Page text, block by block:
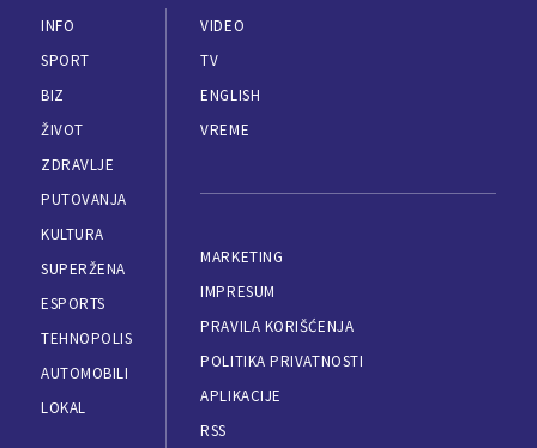
INFO
SPORT
BIZ
ŽIVOT
ZDRAVLJE
PUTOVANJA
KULTURA
SUPERŽENA
ESPORTS
TEHNOPOLIS
AUTOMOBILI
LOKAL
VIDEO
TV
ENGLISH
VREME
MARKETING
IMPRESUM
PRAVILA KORIŠĆENJA
POLITIKA PRIVATNOSTI
APLIKACIJE
RSS